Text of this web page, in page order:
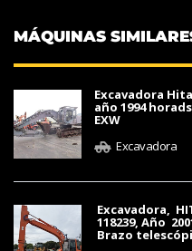
MÁQUINAS
Excavadora
año 1994
EXW
Excavadora
Excavadora,
118239, Año
Brazo